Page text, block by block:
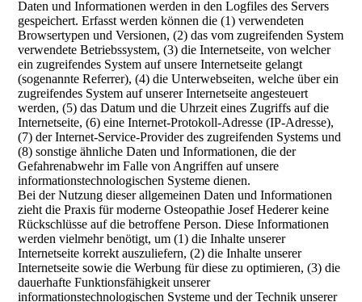
Daten und Informationen werden in den Logfiles des Servers
gespeichert. Erfasst werden können die (1) verwendeten
Browsertypen und Versionen, (2) das vom zugreifenden System
verwendete Betriebssystem, (3) die Internetseite, von welcher
ein zugreifendes System auf unsere Internetseite gelangt
(sogenannte Referrer), (4) die Unterwebseiten, welche über ein
zugreifendes System auf unserer Internetseite angesteuert
werden, (5) das Datum und die Uhrzeit eines Zugriffs auf die
Internetseite, (6) eine Internet-Protokoll-Adresse (IP-Adresse),
(7) der Internet-Service-Provider des zugreifenden Systems und
(8) sonstige ähnliche Daten und Informationen, die der
Gefahrenabwehr im Falle von Angriffen auf unsere
informationstechnologischen Systeme dienen.
Bei der Nutzung dieser allgemeinen Daten und Informationen
zieht die Praxis für moderne Osteopathie Josef Hederer keine
Rückschlüsse auf die betroffene Person. Diese Informationen
werden vielmehr benötigt, um (1) die Inhalte unserer
Internetseite korrekt auszuliefern, (2) die Inhalte unserer
Internetseite sowie die Werbung für diese zu optimieren, (3) die
dauerhafte Funktionsfähigkeit unserer
informationstechnologischen Systeme und der Technik unserer